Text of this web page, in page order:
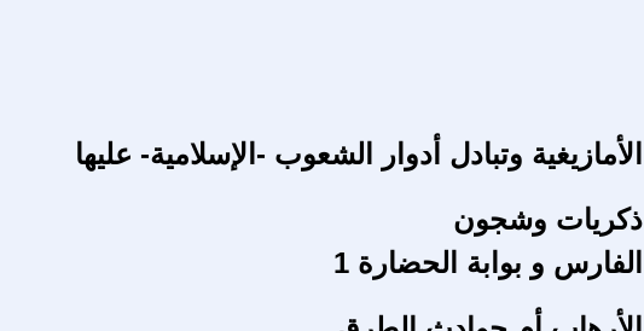
الأمازيغية وتبادل أدوار الشعوب -الإسلامية- عليها
ذكريات وشجون
الفارس و بوابة الحضارة 1